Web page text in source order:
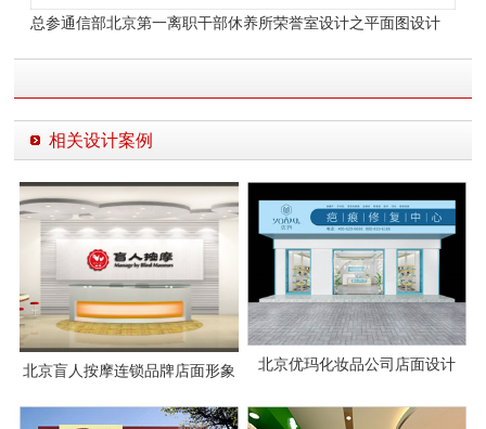
总参通信部北京第一离职干部休养所荣誉室设计之平面图设计
相关设计案例
北京盲人按摩连锁品牌店面形象
北京优玛化妆品公司店面设计